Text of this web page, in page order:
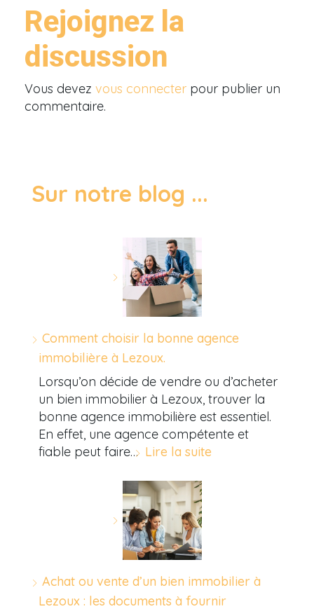
Rejoignez la
discussion
Vous devez vous connecter pour publier un
commentaire.
Sur notre blog ...
Comment choisir la bonne agence
immobilière à Lezoux.
Lorsqu’on décide de vendre ou d’acheter
un bien immobilier à Lezoux, trouver la
bonne agence immobilière est essentiel.
En effet, une agence compétente et
fiable peut faire… Lire la suite
Achat ou vente d’un bien immobilier à
Lezoux : les documents à fournir